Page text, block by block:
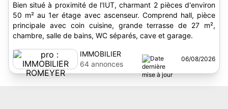
Bien situé à proximité de l'IUT, charmant 2 pièces d'environ
50 m² au 1er étage avec ascenseur. Comprend hall, pièce
principale avec coin cuisine, grande terrasse de 27 m²,
chambre, salle de bains, WC séparés, cave et garage.
IMMOBILIER
ROMEYER
64 annonces
06/08/2026